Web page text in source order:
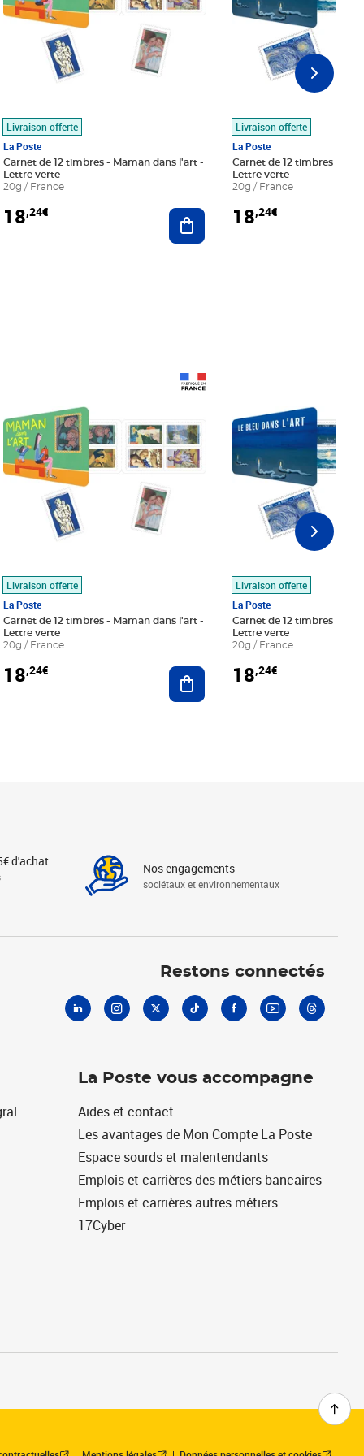
au panier
Livraison offerte
La Poste
Carnet de 12 timbres - Maman dans l'art -
Lettre verte
20g / France
18,24€ Ajouter au panier
Livraison offerte
La Poste
Carnet de 12 timbres - Le
Lettre verte
20g / France
18,24€
au panier
Livraison offerte
La Poste
Carnet de 12 timbres - Maman dans l'art -
Lettre verte
20g / France
18,24€ Ajouter au panier
Livraison offerte
La Poste
Carnet de 12 timbres - Le
Lettre verte
20g / France
18,24€
d'achat Nos engagements
sociétaux et environnementaux
Restons connectés
La Poste vous accompagne
Aides et contact
Les avantages de Mon Compte La Poste
Espace sourds et malentendants
Emplois et carrières des métiers bancaires
Emplois et carrières autres métiers
17Cyber